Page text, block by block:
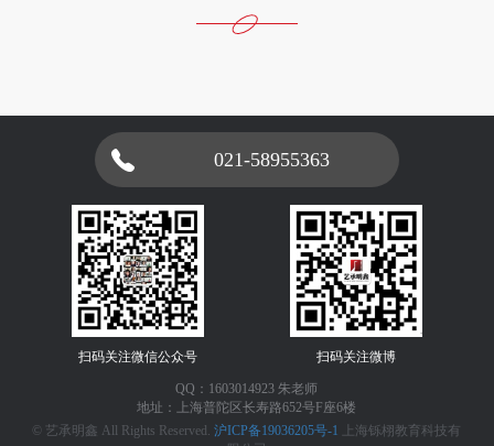
021-58955363
扫码关注微信公众号 扫码关注微博
QQ：1603014923 朱老师
地址：上海普陀区长寿路652号F座6楼
© 艺承明鑫 All Rights Reserved.沪ICP备19036205号-1
上海铄栩教育科技有